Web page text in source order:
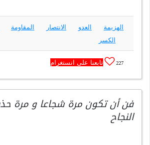
الهزيمة العدو الانتصار المقاومة
الكسر
227 تابعنا على انستغرام
فن أن تكون مرة شجاعا و مرة
النجاح